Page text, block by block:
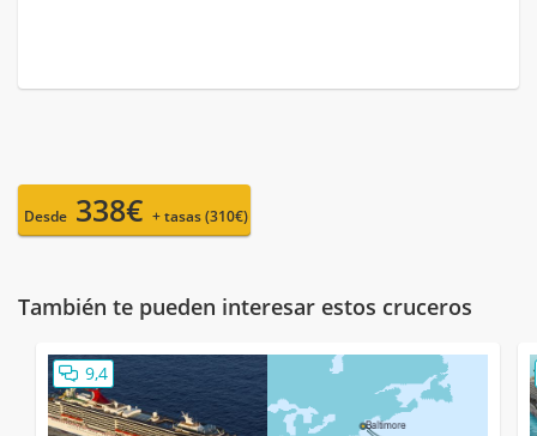
Desde 338€ + tasas (310€)
También te pueden interesar estos cruceros
9,4